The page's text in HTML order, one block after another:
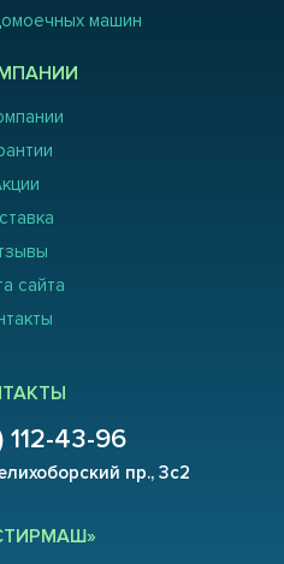
машин
сайта
112-43-96
пр., 3с2